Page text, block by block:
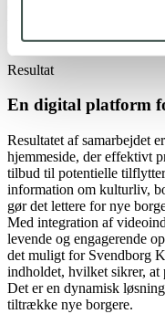
tilpasse indholdet, alt efter
information og inspiration
Resultat
En digital platform
Resultatet af samarbejdet
hjemmeside, der effektivt
tilbud til potentielle
information om kulturliv,
gør det lettere for nye
Med integration af
levende og engagerende
det muligt for Svendborg
indholdet, hvilket sikrer, at
Det er en dynamisk
tiltrække nye borgere.